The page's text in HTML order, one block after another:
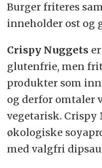
Burger friteres
inneholder ost og
Crispy Nuggets
glutenfrie, men
produkter som
og derfor omtaler
vegetarisk. Crispy
økologiske
med valgfri